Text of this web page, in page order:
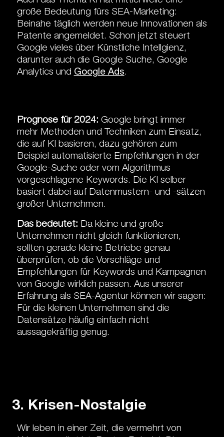
große Bedeutung fürs SEA-Marketing:
Beinahe täglich werden neue Innovationen als
Patente angemeldet. Schon jetzt steuert
Google vieles über Künstliche Intellgienz,
darunter auch die Google Suche, Google
Analytics und Google Ads.
Prognose für 2024: Google bringt immer
mehr Methoden und Techniken zum Einsatz,
die auf KI basieren, dazu gehören zum
Beispiel automatisierte Empfehlungen in der
Google-Suche oder vom Algorithmus
vorgeschlagene Keywords. Die KI selber
basiert dabei auf Datenmustern- und -sätzen
großer Unternehmen.
Das bedeutet: Da kleine und große
Unternehmen nicht gleich funktionieren,
sollten gerade kleine Betriebe genau
überprüfen, ob die Vorschläge und
Empfehlungen für Keywords und Kampagnen
von Google wirklich passen. Aus unserer
Erfahrung als SEA-Agentur können wir sagen:
Für die kleinen Unternehmen sind die
Datensätze häufig einfach nicht
aussagekräftig genug.
3. Krisen-Nostalgie
Wir leben in einer Zeit, die vermehrt von